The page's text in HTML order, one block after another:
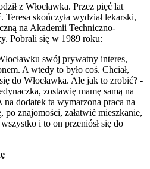
z Włocławka. Przez pięć lat
skończyła wydział lekarski,
na Akademii Techniczno-
Pobrali się w 1989 roku:
swój prywatny interes,
A wtedy to było coś. Chciał,
do Włocławka. Ale jak to zrobić? -
zostawię mamę samą na
na dodatek ta wymarzona praca na
po znajomości, załatwić mieszkanie,
wszystko i to on przeniósł się do